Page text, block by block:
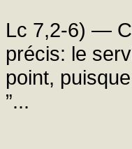
Lc 7,2-6) —
précis: le
point,
”...